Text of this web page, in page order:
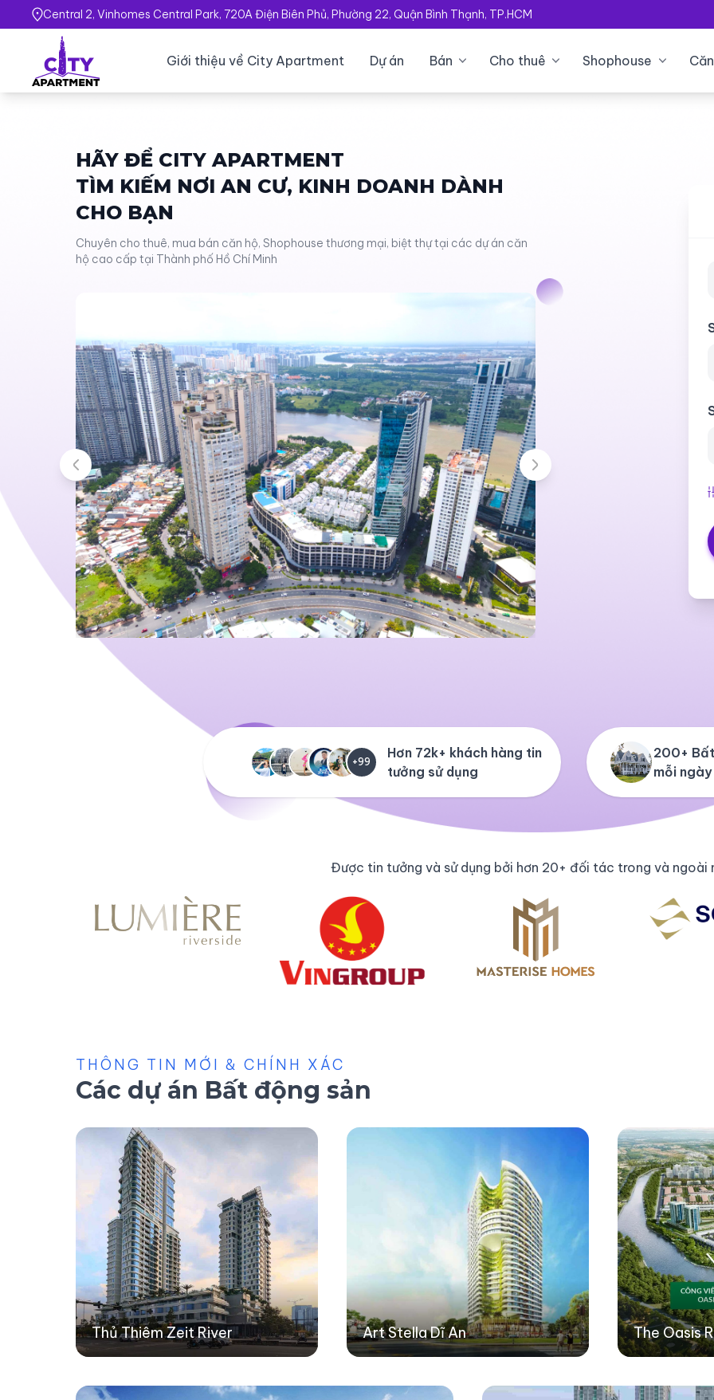
Central 2, Vinhomes Central Park, 720A Điện Biên Phủ, Phường 22, Quận Bình Thạnh, TP.HCM
Giới thiệu về City Apartment Dự án Bán Cho thuê Shophouse
HÃY ĐỂ CITY APARTMENT
TÌM KIẾM NƠI AN CƯ, KINH DOANH DÀNH
CHO BẠN
Chuyên cho thuê, mua bán căn hộ, Shophouse thương mại, biệt thự tại các dự án căn
hộ cao cấp tại Thành phố Hồ Chí Minh
+99
Hơn 72k+ khách hàng tin
tưởng sử dụng
200+
mỗi ngày
Được tin tưởng và sử dụng bởi hơn 20+ đối tác trong và ngoài
THÔNG TIN MỚI & CHÍNH XÁC
Các dự án Bất động sản
Thủ Thiêm Zeit River Art Stella Dĩ An The Oasis